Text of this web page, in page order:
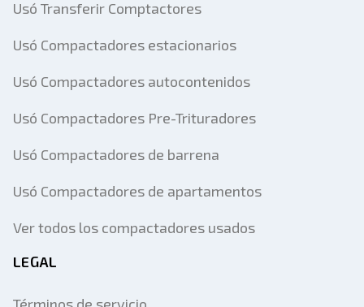
Usó Transferir Comptactores
Usó Compactadores estacionarios
Usó Compactadores autocontenidos
Usó Compactadores Pre-Trituradores
Usó Compactadores de barrena
Usó Compactadores de apartamentos
Ver todos los compactadores usados
LEGAL